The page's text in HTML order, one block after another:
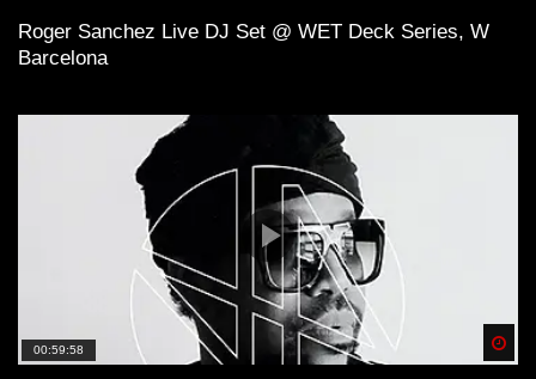
Roger Sanchez Live DJ Set @ WET Deck Series, W
Barcelona
00:59:58